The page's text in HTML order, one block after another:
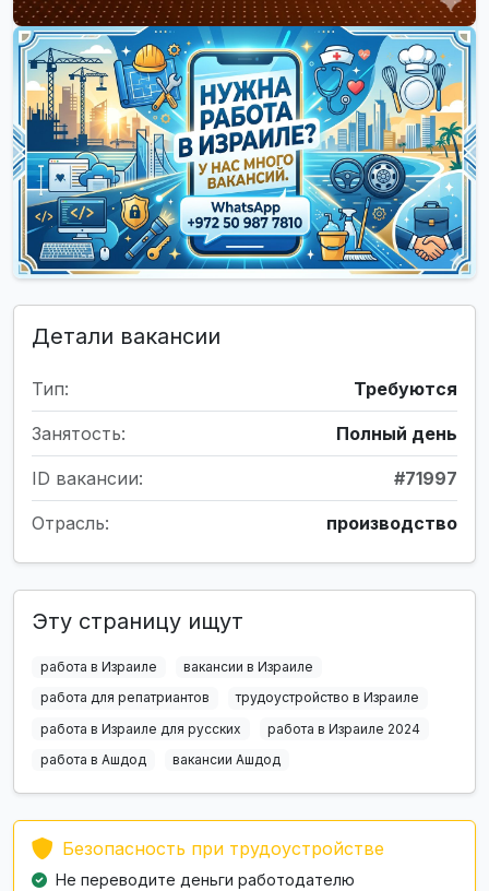
Детали вакансии
Тип: Требуются
Занятость: Полный день
ID вакансии: #71997
Отрасль: производство
Эту страницу ищут
работа в Израиле
вакансии в Израиле
работа для репатриантов
трудоустройство в Израиле
работа в Израиле для русских
работа в Израиле 2024
работа в Ашдод
вакансии Ашдод
Безопасность при трудоустройстве
Не переводите деньги работодателю